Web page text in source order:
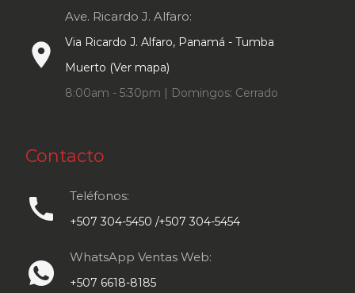
place
Ave. Ricardo J. Alfaro:
Via Ricardo J. Alfaro, Panamá - Tumba
Muerto (Ver mapa)
8:00am - 5:30pm | Domingos: Cerrado
Contacto
call Teléfonos:
+507 304-5450 /+507 304-5454
WhatsApp Ventas Web:
+507 6618-8185